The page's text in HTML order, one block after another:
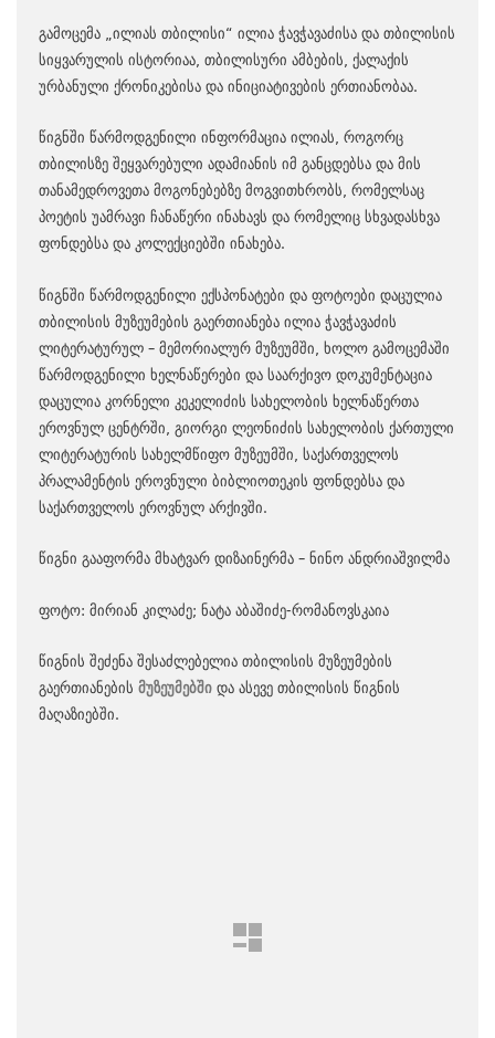
გამოცემა „ილიას თბილისი“ ილია ჭავჭავაძისა და თბილისის
სიყვარულის ისტორიაა, თბილისური ამბების, ქალაქის
ურბანული ქრონიკებისა და ინიციატივების ერთიანობაა.
წიგნში წარმოდგენილი ინფორმაცია ილიას, როგორც
თბილისზე შეყვარებული ადამიანის იმ განცდებსა და მის
თანამედროვეთა მოგონებებზე მოგვითხრობს, რომელსაც
პოეტის უამრავი ჩანაწერი ინახავს და რომელიც სხვადასხვა
ფონდებსა და კოლექციებში ინახება.
წიგნში წარმოდგენილი ექსპონატები და ფოტოები დაცულია
თბილისის მუზეუმების გაერთიანება ილია ჭავჭავაძის
ლიტერატურულ – მემორიალურ მუზეუმში, ხოლო გამოცემაში
წარმოდგენილი ხელნაწერები და საარქივო დოკუმენტაცია
დაცულია კორნელი კეკელიძის სახელობის ხელნაწერთა
ეროვნულ ცენტრში, გიორგი ლეონიძის სახელობის ქართული
ლიტერატურის სახელმწიფო მუზეუმში, საქართველოს
პრალამენტის ეროვნული ბიბლიოთეკის ფონდებსა და
საქართველოს ეროვნულ არქივში.
წიგნი გააფორმა მხატვარ დიზაინერმა – ნინო ანდრიაშვილმა
ფოტო: მირიან კილაძე; ნატა აბაშიძე-რომანოვსკაია
წიგნის შეძენა შესაძლებელია თბილისის მუზეუმების
გაერთიანების მუზეუმებშიდა ასევე თბილისის წიგნის
მაღაზიებში.